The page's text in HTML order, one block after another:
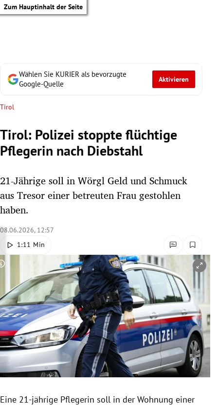
Zum Hauptinhalt der Seite
Untermenü
Untermenü
Untermenü
Untermenü
Untermenü
Untermenü
Untermenü
Untermenü
Wählen Sie KURIER als bevorzugte
Google-Quelle
Aktivieren
Tirol
Tirol: Polizei stoppte flüchtige
Pflegerin nach Diebstahl
21-Jährige soll in Wörgl Geld und Schmuck
aus Tresor einer betreuten Frau gestohlen
haben.
08.06.2026, 12:57
1:11 Min
Copyright-Hinweis öffnen/schließen
Eine 21-jährige Pflegerin soll in der Wohnung einer